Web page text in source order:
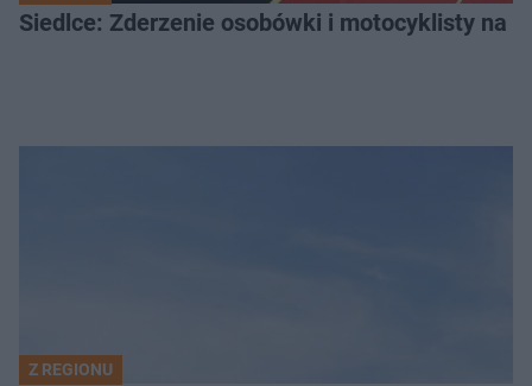
Siedlce: Zderzenie osobówki i motocyklisty na
Z REGIONU